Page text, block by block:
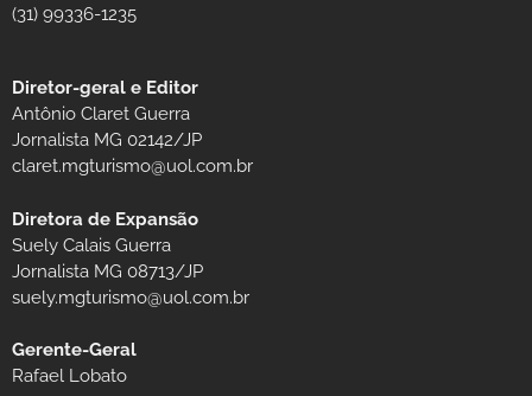
(31) 99336-1235
Diretor-geral e Editor
Antônio Claret Guerra
Jornalista MG 02142/JP
claret.mgturismo@uol.com.br
Diretora de Expansão
Suely Calais Guerra
Jornalista MG 08713/JP
suely.mgturismo@uol.com.br
Gerente-Geral
Rafael Lobato